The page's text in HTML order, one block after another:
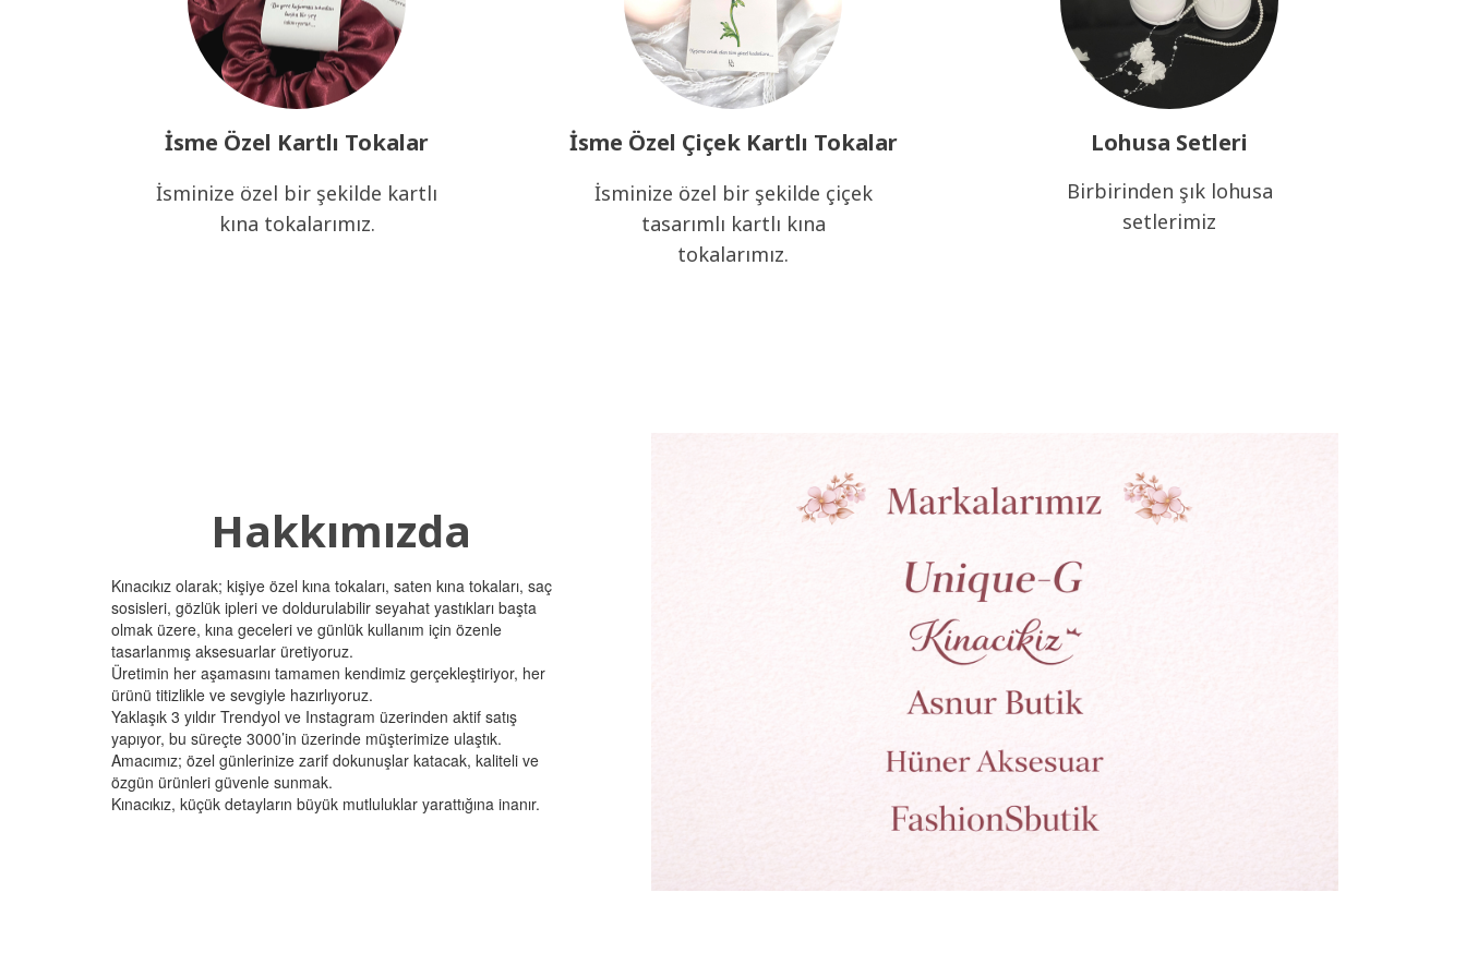
İsme Özel Kartlı Tokalar
İsminize özel bir şekilde kartlı
kına tokalarımız.
İsme Özel Çiçek Kartlı Tokalar
İsminize özel bir şekilde çiçek
tasarımlı kartlı kına
tokalarımız.
Lohusa Setleri
Birbirinden şık lohusa
setlerimiz
Hakkımızda
Kınacıkız olarak; kişiye özel kına tokaları, saten kına tokaları, saç
sosisleri, gözlük ipleri ve doldurulabilir seyahat yastıkları başta
olmak üzere, kına geceleri ve günlük kullanım için özenle
tasarlanmış aksesuarlar üretiyoruz.
Üretimin her aşamasını tamamen kendimiz gerçekleştiriyor, her
ürünü titizlikle ve sevgiyle hazırlıyoruz.
Yaklaşık 3 yıldır Trendyol ve Instagram üzerinden aktif satış
yapıyor, bu süreçte 3000’in üzerinde müşterimize ulaştık.
Amacımız; özel günlerinize zarif dokunuşlar katacak, kaliteli ve
özgün ürünleri güvenle sunmak.
Kınacıkız, küçük detayların büyük mutluluklar yarattığına inanır.